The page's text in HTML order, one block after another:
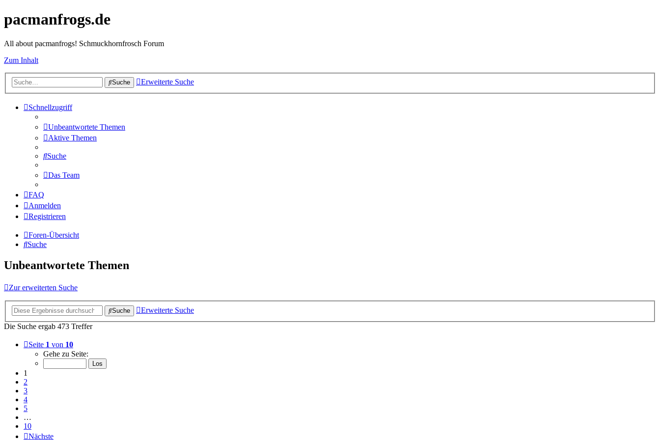
pacmanfrogs.de
All about pacmanfrogs! Schmuckhornfrosch Forum
Zum Inhalt
Suche Erweiterte Suche
Schnellzugriff
Unbeantwortete Themen
Aktive Themen
Suche
Das Team
FAQ
Anmelden
Registrieren
Foren-Übersicht
Suche
Unbeantwortete Themen
Zur erweiterten Suche
Suche
Erweiterte Suche
Die Suche ergab 473 Treffer
Seite 1 von 10
Gehe zu Seite:
1
2
3
4
5
…
10
Nächste